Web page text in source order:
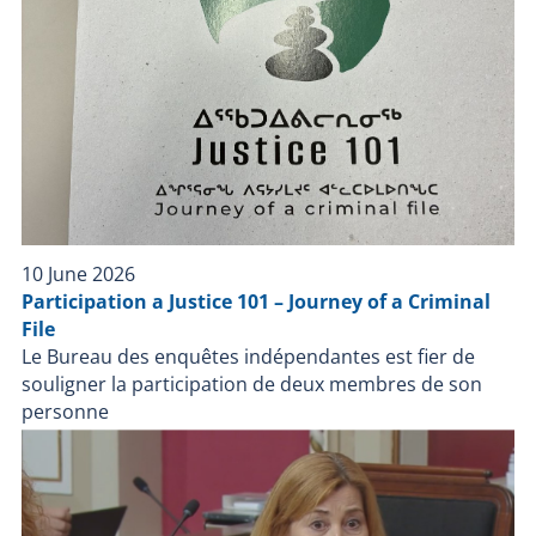
de la scène effectuée par le technicien en identité
judiciaire du BEI ; Toutes les notes des enquêteurs du
BEI concernant le dossier. De plus, le BEI avait désigné
un enquêteur pour assurer, tout au long de l’enquête,
la liaison avec la famille de la personne impliquée et
l’informer de son déroulement et de sa conclusion.
Faits retenus pour décision Le 24 juin 2025, le BEI a
déclenché une enquête indépendante à la suite d’une
intervention impliquant le SPVQ lors de laquelle une
personne est décédée. Les informations recueillies à
travers les différentes sources lors des démarches
d’enquête ont révélé que le 23 juin 2025, les policiers
du SPVQ interviennent à la suite d’un appel 911 fait à
23 h 23 par un proche d’un individu en possession
d’une arme à feu qui tient des propos inquiétants. Les
policiers arrivent au domicile de l’individu à 23 h 33 et
ils entrent en contact avec l’appelant 911. Les policiers
érigent alors un périmètre de sécurité et ils tentent
d’entrer en contact avec l’individu sans succès. À 3 h
10 June 2026
Participation a Justice 101 – Journey of a Criminal
File
Le Bureau des enquêtes indépendantes est fier de
souligner la participation de deux membres de son
personne